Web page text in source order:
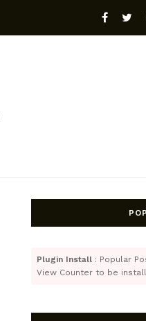
Plugin Install : Popular
View Counter to be